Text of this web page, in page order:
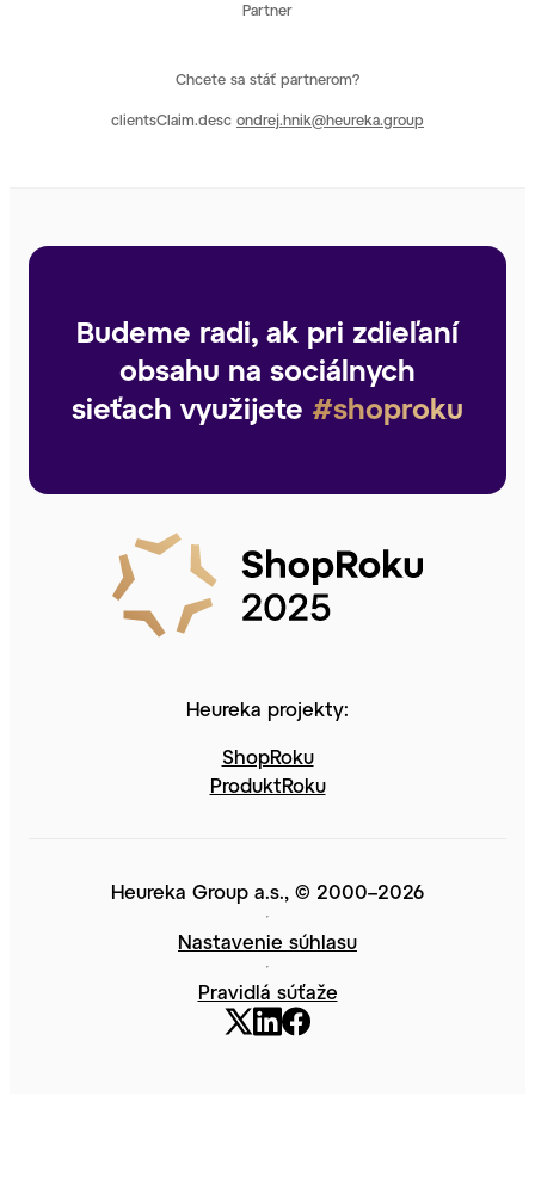
Partner
Chcete sa stáť partnerom?
clientsClaim.desc ondrej.hnik@heureka.group
Budeme radi, ak pri zdieľaní
obsahu na sociálnych
sieťach využijete #shoproku
Heureka projekty:
ShopRoku
ProduktRoku
Heureka Group a.s., © 2000–2026
Nastavenie súhlasu
Pravidlá súťaže